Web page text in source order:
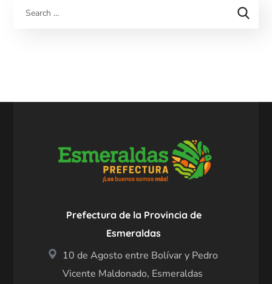
Prefectura de la Provincia de
Esmeraldas
10 de Agosto entre Bolívar y Pedro
Vicente Maldonado, Esmeraldas